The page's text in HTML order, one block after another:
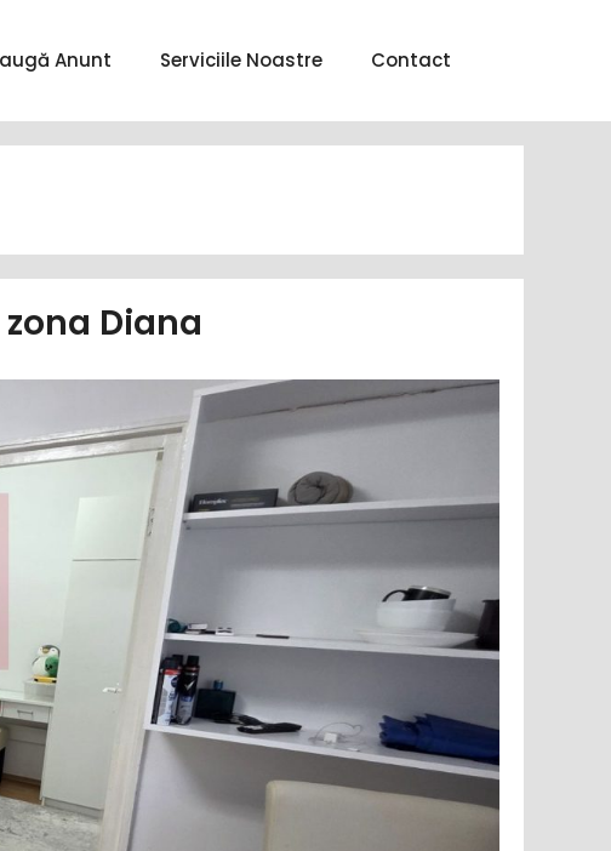
Anunt Serviciile Noastre Contact
Diana